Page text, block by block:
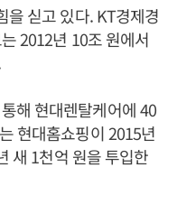
을 싣고 있다. KT경제경
2012년 10조 원에서
해 현대렌탈케어에 40
현대홈쇼핑이 2015년
새 1천억 원을 투입한